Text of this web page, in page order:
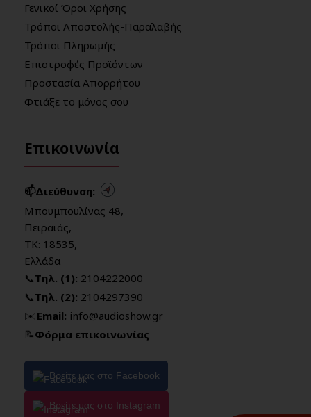
Γενικοί Όροι Χρήσης
Τρόποι Αποστολής-Παραλαβής
Τρόποι Πληρωμής
Επιστροφές Προϊόντων
Προστασία Απορρήτου
Φτιάξε το μόνος σου
Επικοινωνία
📫Διεύθυνση:
Μπουμπουλίνας 48,
Πειραιάς,
ΤΚ: 18535,
Ελλάδα
📞Τηλ. (1): 2104222000
📞Τηλ. (2): 2104297390
✉️Email: info@audioshow.gr
📝Φόρμα επικοινωνίας
Βρείτε μας στο Facebook
Βρείτε μας στο Instagram